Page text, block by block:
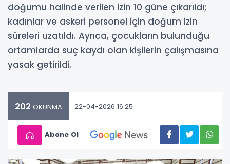
doğumu halinde verilen izin 10 güne çıkarıldı;
kadınlar ve askeri personel için doğum izin
süreleri uzatıldı. Ayrıca, çocukların bulunduğu
ortamlarda suç kaydı olan kişilerin çalışmasına
yasak getirildi.
202 OKUNMA 22-04-2026 16:25
Abone Ol